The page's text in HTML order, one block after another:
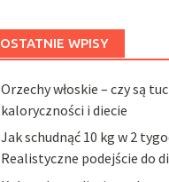
OSTATNIE WPISY
Orzechy włoskie – czy są
kaloryczności i diecie
Jak schudnąć 10 kg w 2
Realistyczne podejście do